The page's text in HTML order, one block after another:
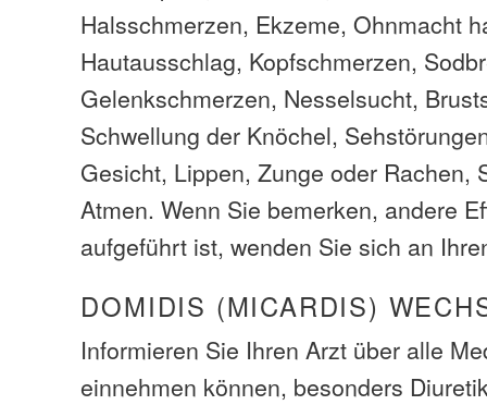
Halsschmerzen, Ekzeme, Ohnmacht
Hautausschlag, Kopfschmerzen,
Gelenkschmerzen, Nesselsucht,
Schwellung der Knöchel,
Gesicht, Lippen, Zunge oder Rachen,
Atmen. Wenn Sie bemerken, andere
aufgeführt ist, wenden Sie sich an
DOMIDIS (MICARDIS)
Informieren Sie Ihren Arzt über alle
einnehmen können, besonders